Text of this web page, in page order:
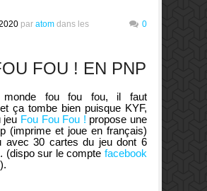
par atom dans les
0
FOU ! EN PNP
monde fou fou fou, il faut
ça tombe bien puisque KYF,
jeu Fou Fou Fou ! propose une
(imprime et joue en français)
avec 30 cartes du jeu dont 6
(dispo sur le compte facebook